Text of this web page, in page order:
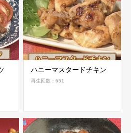
ハニーマスタードチキン
再生回数：651